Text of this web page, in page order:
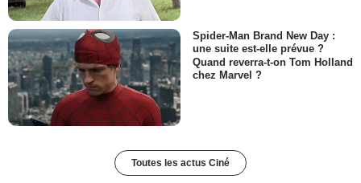
Spider-Man Brand New Day :
une suite est-elle prévue ?
Quand reverra-t-on Tom Holland
chez Marvel ?
Toutes les actus Ciné